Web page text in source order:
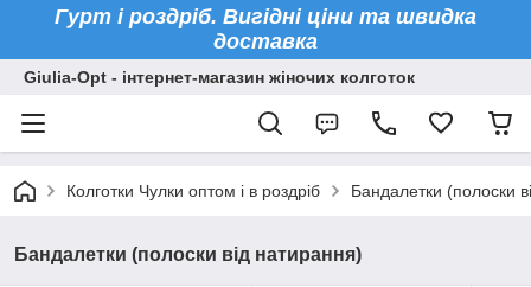
Гурт і роздріб. Вигідні ціни та швидка
доставка
Giulia-Opt - інтернет-магазин жіночих колготок
Колготки Чулки оптом і в роздріб Бандалетки (полоски
Бандалетки (полоски від натирання)